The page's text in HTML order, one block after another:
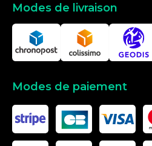
Modes de livraison
Modes de paiement